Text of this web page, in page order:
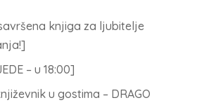
knjiga za ljubitelje
– u 18:00]
u gostima – DRAGO